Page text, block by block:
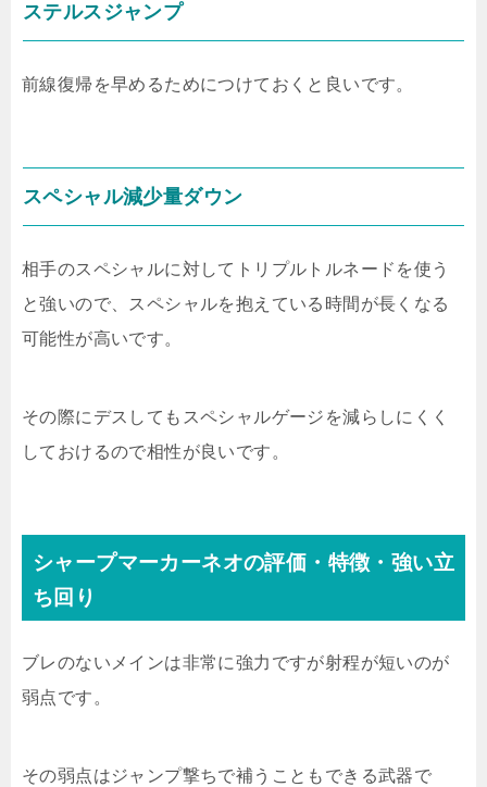
ステルスジャンプ
前線復帰を早めるためにつけておくと良いです。
スペシャル減少量ダウン
相手のスペシャルに対してトリプルトルネードを使う
と強いので、スペシャルを抱えている時間が長くなる
可能性が高いです。
その際にデスしてもスペシャルゲージを減らしにくく
しておけるので相性が良いです。
シャープマーカーネオの評価・特徴・強い立
ち回り
ブレのないメインは非常に強力ですが射程が短いのが
弱点です。
その弱点はジャンプ撃ちで補うこともできる武器で